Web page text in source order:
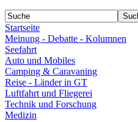
Startseite
Meinung - Debatte - Kolumnen
Seefahrt
Auto und Mobiles
Camping & Caravaning
Reise - Länder in GT
Luftfahrt und Fliegerei
Technik und Forschung
Medizin